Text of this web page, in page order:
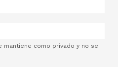
como privado y no se